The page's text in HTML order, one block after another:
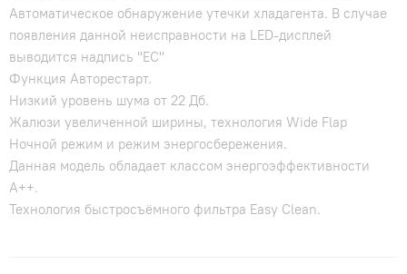
Автоматическое обнаружение утечки хладагента. В случае
появления данной неисправности на LED-дисплей
выводится надпись "EC"
Функция Авторестарт.
Низкий уровень шума от 22 Дб.
Жалюзи увеличенной ширины, технология Wide Flap
Ночной режим и режим энергосбережения.
Данная модель обладает классом энергоэффективности
А++.
Технология быстросъёмного фильтра Easy Clean.